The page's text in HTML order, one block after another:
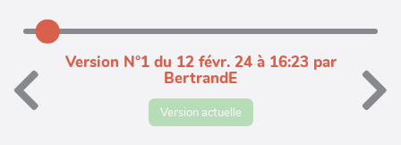
Version N°1 du 12 févr. 24 à 16:23 par
BertrandE
Version actuelle